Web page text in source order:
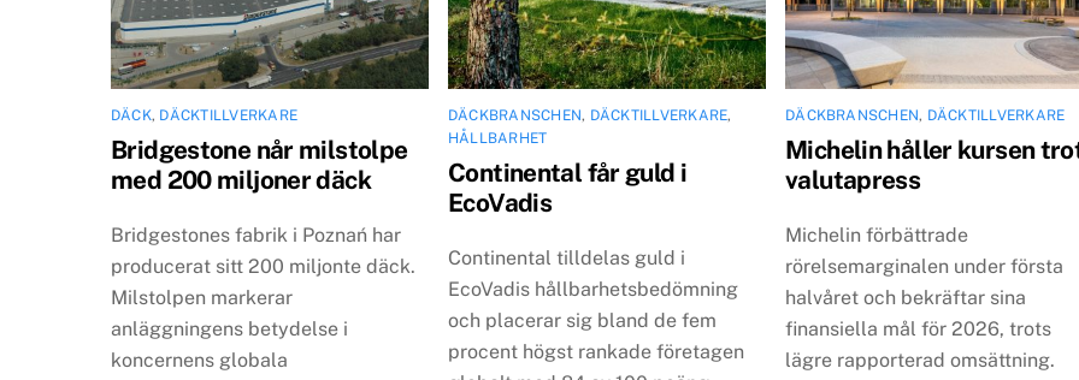
DÄCK, DÄCKTILLVERKARE
Bridgestone når milstolpe
med 200 miljoner däck
Bridgestones fabrik i Poznań har
producerat sitt 200 miljonte däck.
Milstolpen markerar
anläggningens betydelse i
koncernens globala
DÄCKBRANSCHEN, DÄCKTILLVERKARE,
HÅLLBARHET
Continental får guld i
EcoVadis
Continental tilldelas guld i
EcoVadis hållbarhetsbedömning
och placerar sig bland de fem
procent högst rankade företagen
DÄCKBRANSCHEN, DÄCKTILLVERKARE
Michelin håller kursen
valutapress
Michelin förbättrade
rörelsemarginalen under första
halvåret och bekräftar sina
finansiella mål för 2026, trots
lägre rapporterad omsättning.